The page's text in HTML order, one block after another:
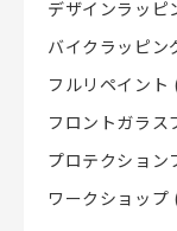
デザインラッピ
バイクラッピン
フルリペイント
フロントガラス
プロテクション
ワークショップ